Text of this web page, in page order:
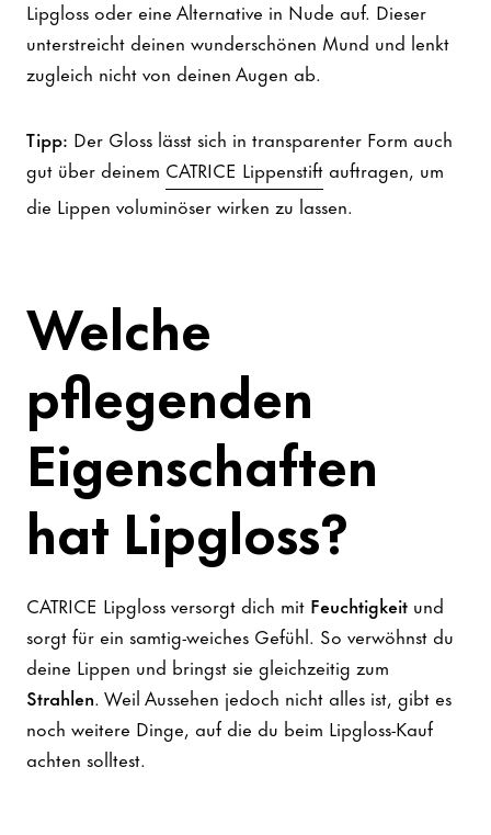
Lipgloss oder eine Alternative in Nude auf. Dieser
unterstreicht deinen wunderschönen Mund und lenkt
zugleich nicht von deinen Augen ab.
Tipp: Der Gloss lässt sich in transparenter Form auch
gut über deinem CATRICE Lippenstift auftragen, um
die Lippen voluminöser wirken zu lassen.
Welche
pflegenden
Eigenschaften
hat Lipgloss?
CATRICE Lipgloss versorgt dich mit Feuchtigkeit und
sorgt für ein samtig-weiches Gefühl. So verwöhnst du
deine Lippen und bringst sie gleichzeitig zum
Strahlen. Weil Aussehen jedoch nicht alles ist, gibt es
noch weitere Dinge, auf die du beim Lipgloss-Kauf
achten solltest.